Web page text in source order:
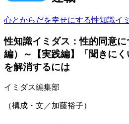
心とからだを幸せにする性知識イ
性知識イミダス：性的同意
編）～【実践編】「聞きにく
を解消するには
イミダス編集部
（構成・文／加藤裕子）